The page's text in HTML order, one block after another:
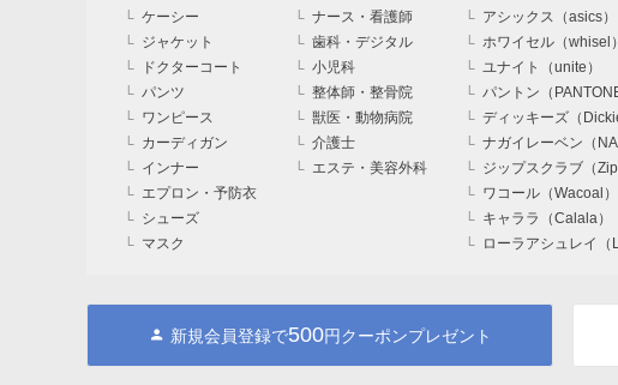
ケーシー
ジャケット
ドクターコート
パンツ
ワンピース
カーディガン
インナー
エプロン・予防衣
シューズ
マスク
ナース・看護師
歯科・デジタル
小児科
整体師・整骨院
獣医・動物病院
介護士
エステ・美容外科
アシックス（asics）
ホワイセル（whisel）
ユナイト（unite）
パントン（PANTONE
ディッキーズ（
ナガイレーベン（
ジップスクラブ（
ワコール（Wacoal）
キャララ（Calala）
ローラアシュレイ（
新規会員登録で500円クーポンプレゼント